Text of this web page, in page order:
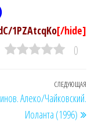
1PZAtcqKo[/hide]
0
СЛЕДУЮЩАЯ
Алеко/Чайковский.
Иоланта (1996)